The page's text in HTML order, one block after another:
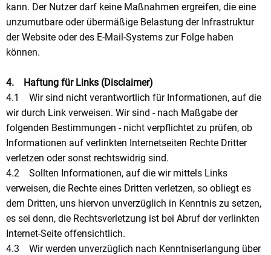
kann. Der Nutzer darf keine Maßnahmen ergreifen, die eine
unzumutbare oder übermäßige Belastung der Infrastruktur
der Website oder des E-Mail-Systems zur Folge haben
können.
4. Haftung für Links (Disclaimer)
4.1 Wir sind nicht verantwortlich für Informationen, auf die
wir durch Link verweisen. Wir sind - nach Maßgabe der
folgenden Bestimmungen - nicht verpflichtet zu prüfen, ob
Informationen auf verlinkten Internetseiten Rechte Dritter
verletzen oder sonst rechtswidrig sind.
4.2 Sollten Informationen, auf die wir mittels Links
verweisen, die Rechte eines Dritten verletzen, so obliegt es
dem Dritten, uns hiervon unverzüglich in Kenntnis zu setzen,
es sei denn, die Rechtsverletzung ist bei Abruf der verlinkten
Internet-Seite offensichtlich.
4.3 Wir werden unverzüglich nach Kenntniserlangung über